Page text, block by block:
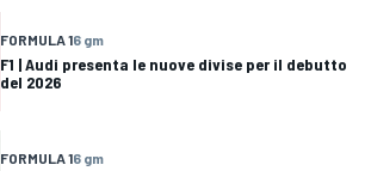
FORMULA 16 gm
F1 | Audi presenta le nuove divise per il debutto
del 2026
FORMULA 16 gm